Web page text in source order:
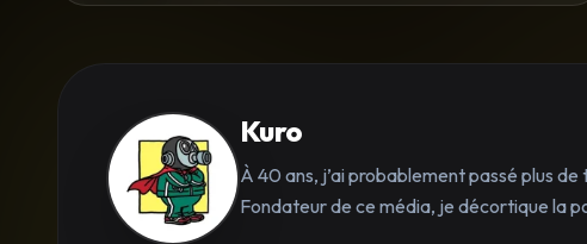
Kuro
À 40 ans, j’ai probablement passé plus
Fondateur de ce média, je décortique la